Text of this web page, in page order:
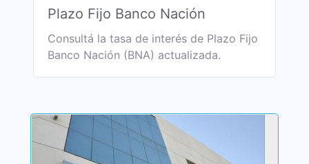
Plazo Fijo Banco Nación
Consultá la tasa de interés de Plazo Fijo
Banco Nación (BNA) actualizada.